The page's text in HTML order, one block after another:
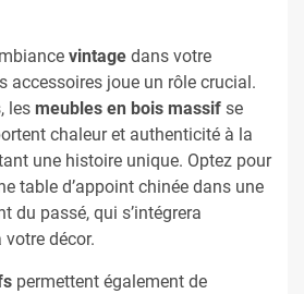
vintage dans votre
accessoires joue un rôle crucial.
les meubles en bois massif se
chaleur et authenticité à la
une histoire unique. Optez pour
table d’appoint chinée dans une
du passé, qui s’intégrera
décor.
permettent également de